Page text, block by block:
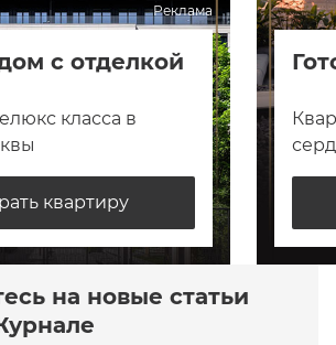
Реклама
с отделкой
класса в
квартиру
на новые статьи